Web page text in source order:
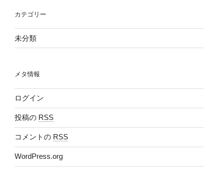
カテゴリー
未分類
メタ情報
ログイン
投稿の RSS
コメントの RSS
WordPress.org